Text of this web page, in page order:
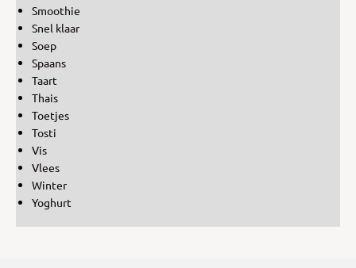
Smoothie
Snel klaar
Soep
Spaans
Taart
Thais
Toetjes
Tosti
Vis
Vlees
Winter
Yoghurt